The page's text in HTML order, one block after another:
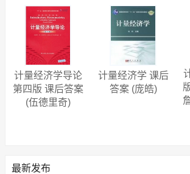
计量经济学导论
第四版 课后答案
(伍德里奇)
计量经济学 课后
答案 (庞皓)
最新发布